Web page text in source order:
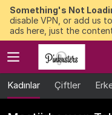
Something's Not
disable VPN, or add us
ads here, just the
Kadınlar Çiftler